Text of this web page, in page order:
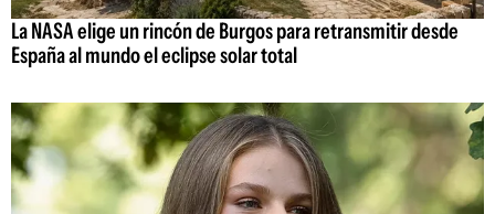
La NASA elige un rincón de Burgos para retransmitir desde
España al mundo el eclipse solar total